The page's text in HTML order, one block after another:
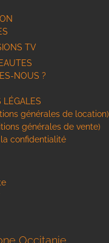
TV
NOUS ?
LÉGALES
générales de location)
générales de vente)
confidentialité
Occitanie